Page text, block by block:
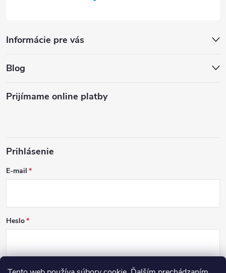
Informácie pre vás
Blog
Prijímame online platby
Prihlásenie
E-mail
Heslo